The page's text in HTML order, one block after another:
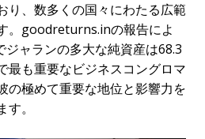
り、数多くの国々にわたる広範
。goodreturns.inの報告によ
ジャランの多大な純資産は68.3
最も重要なビジネスコングロマ
の極めて重要な地位と影響力を
。